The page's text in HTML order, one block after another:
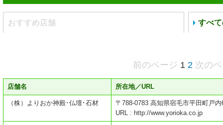
おすすめ店舗 すべ
前のページ 1 2 次の
店舗名 所在地／URL
（株）よりおか神殿･仏壇･石材
〒788-0783 高知県宿毛市平田町戸内
URL : http://www.yorioka.co.jp